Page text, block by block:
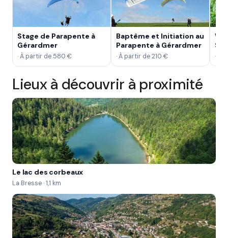
Stage de Parapente à
Gérardmer
· À partir de 580 €
Baptême et Initiation au
Parapente à Gérardmer
· À partir de 210 € · À
Lieux à découvrir à proximité
Le lac des corbeaux
La Bresse · 1,1 km